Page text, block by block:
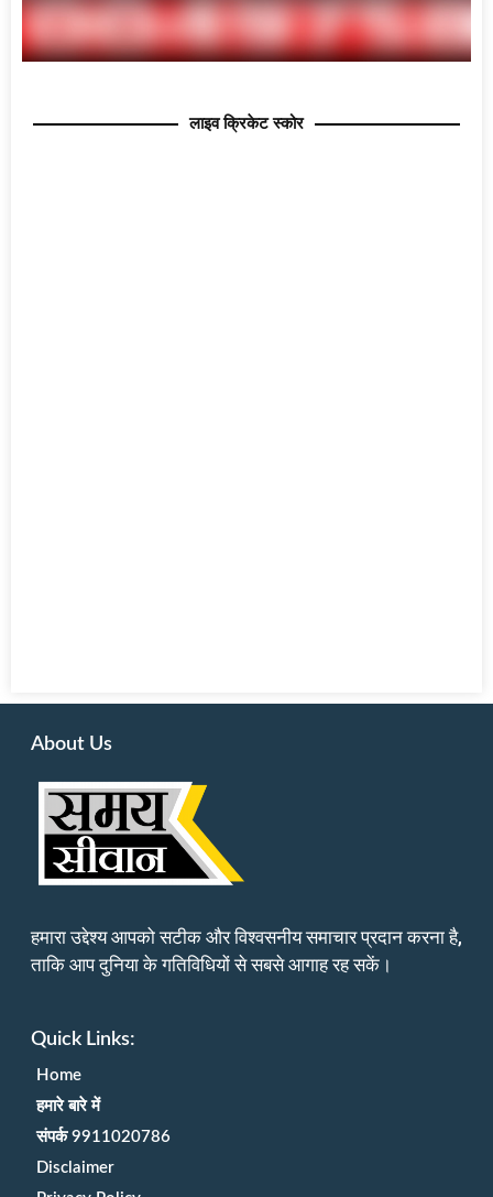
लाइव क्रिकेट स्कोर
About Us
हमारा उद्देश्य आपको सटीक और विश्वसनीय समाचार प्रदान करना है,
ताकि आप दुनिया के गतिविधियों से सबसे आगाह रह सकें।
Quick Links:
Home
हमारे बारे में
संपर्क 9911020786
Disclaimer